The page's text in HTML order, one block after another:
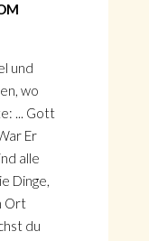
und
wo
... Gott
Er
alle
Dinge,
Ort
du